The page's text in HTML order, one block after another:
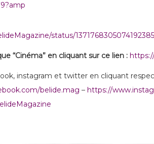
status/
“Cinéma” en cliquant sur ce lien :
instagram et twitter en cliquant
belide.mag – https://